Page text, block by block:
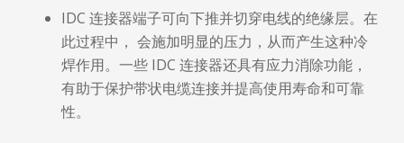
IDC 连接器端子可向下推并切穿电线的绝缘层。在
此过程中， 会施加明显的压力，从而产生这种冷
焊作用。一些 IDC 连接器还具有应力消除功能，
有助于保护带状电缆连接并提高使用寿命和可靠
性。